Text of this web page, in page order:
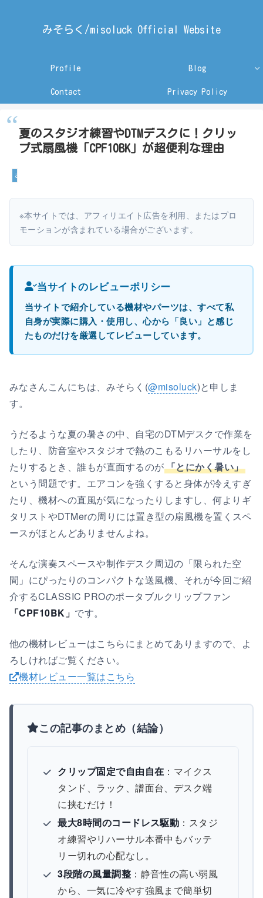
みそらく/misoluck Official Website
Profile Blog
Contact Privacy Policy
夏のスタジオ練習やDTMデスクに！クリッ
プ式扇風機「CPF10BK」が超便利な理由
お役立ち情報
※本サイトでは、アフィリエイト広告を利用、またはプロ
モーションが含まれている場合がございます。
当サイトのレビューポリシー
当サイトで紹介している機材やパーツは、すべて私
自身が実際に購入・使用し、心から「良い」と感じ
たものだけを厳選してレビューしています。
みなさんこんにちは、みそらく(@misoluck)と申しま
す。
うだるような夏の暑さの中、自宅のDTMデスクで作業を
したり、防音室やスタジオで熱のこもるリハーサルをし
たりするとき、誰もが直面するのが「とにかく暑い」
という問題です。エアコンを強くすると身体が冷えすぎ
たり、機材への直風が気になったりしますし、何よりギ
タリストやDTMerの周りには置き型の扇風機を置くスペ
ースがほとんどありませんよね。
そんな演奏スペースや制作デスク周辺の「限られた空
間」にぴったりのコンパクトな送風機、それが今回ご紹
介するCLASSIC PROのポータブルクリップファン
「CPF10BK」 です。
他の機材レビューはこちらにまとめてありますので、よ
ろしければご覧ください。
機材レビュー一覧はこちら
この記事のまとめ（結論）
クリップ固定で自由自在 ：マイクス
タンド、ラック、譜面台、デスク端
に挟むだけ！
最大8時間のコードレス駆動 ：スタジ
オ練習やリハーサル本番中もバッテ
リー切れの心配なし。
3段階の風量調整 ：静音性の高い弱風
から、一気に冷やす強風まで簡単切